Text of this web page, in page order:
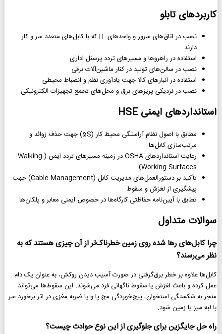
کاربردهای تابلو
نصب در اتاق‌های سرور و واحدهای IT که با کابل‌های متعدد سر و کار
دارند
استفاده در راهروها و مسیرهای تردد پرسنل اداری
نصب در سالن‌های تولید در کنار ماشین‌آلات برقی
استفاده در انبارهای کالا جهت یادآوری نظم و انضباط محیطی
نصب در نزدیکی پریزهای برق و محل‌های تجمع تجهیزات الکترونیکی
استانداردهای ایمنی HSE
مطابق با اصول نظام آراستگی محیط کار (5S) جهت حذف زوائد و
مرتب‌سازی کابل‌ها
رعایت استانداردهای OSHA در زمینه مسیرهای تردد ایمن (Walking-
Working Surfaces)
تأکید بر دستورالعمل‌های مدیریت کابل (Cable Management) جهت
پیشگیری از لغزش و سقوط
تطابق با آیین‌نامه حفاظتی کارگاه‌ها در خصوص ایمنی معابر و پلکان‌ها
سوالات متداول
چرا کابل‌های رها شده روی زمین خطرناک‌تر از آن چیزی هستند که به
نظر می‌رسند؟
کابل‌ها علاوه بر خطر برق‌گرفتی در صورت آسیب دیدن روکش، به عنوان یک دام
عمل کرده و باعث لغزش یا سقوط ناگهانی فرد می‌شوند. این سقوط‌ها می‌تواند
منجر به شکستگی استخوان، پیچ‌خوردگی مچ پا و یا ضربه مغزی در اثر برخورد سر
با لبه میز یا زمین شود.
راه حل جایگزین برای جلوگیری از این نوع حوادث چیست؟